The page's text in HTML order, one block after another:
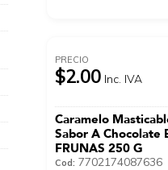
PRECIO
$2.00 Inc. IVA
Caramelo
Sabor A Chocolate
FRUNAS 250 G
Cod: 7702174087636